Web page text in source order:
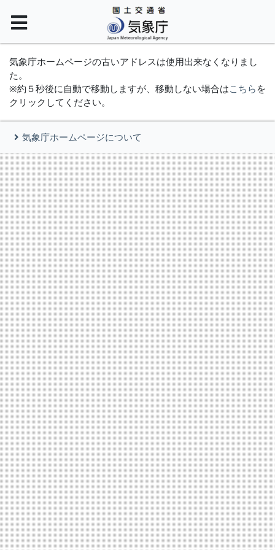
気象庁ホームページの古いアドレスは使用出来なくなりまし
た。
※約５秒後に自動で移動しますが、移動しない場合はこちら を
クリックしてください。
気象庁ホームページについて